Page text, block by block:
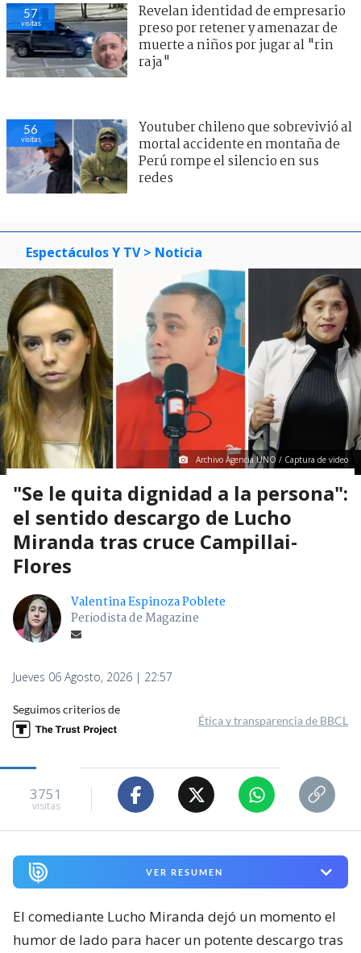
57
visitas
Revelan identidad de empresario
preso por retener y amenazar de
muerte a niños por jugar al "rin
raja"
56
visitas
Youtuber chileno que sobrevivió al
mortal accidente en montaña de
Perú rompe el silencio en sus
redes
Espectáculos Y TV > Noticia
Archivo Agencia UNO / Captura de video
"Se le quita dignidad a la persona":
el sentido descargo de Lucho
Miranda tras cruce Campillai-
Flores
Valentina Espinoza Poblete
Periodista de Magazine
Jueves 06 Agosto, 2026 | 22:57
Seguimos criterios de
Ética y transparencia de BBCL
3751
visitas
VER RESUMEN
El comediante Lucho Miranda dejó un momento el
humor de lado para hacer un potente descargo tras